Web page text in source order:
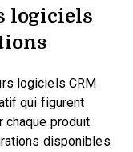
logiciels
logiciels CRM
qui figurent
chaque produit
disponibles